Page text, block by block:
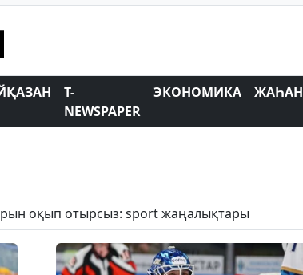
T-
NEWSPAPER
ЭКОНОМИКА ЖАҺАН
оқып отырсыз: sport жаңалықтары